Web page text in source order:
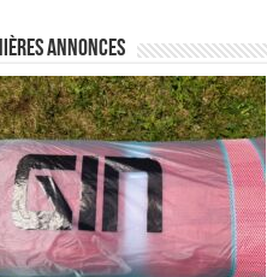
annonces